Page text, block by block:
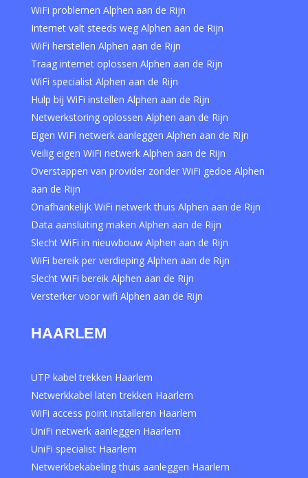
WiFi problemen Alphen aan de Rijn
Internet valt steeds weg Alphen aan de Rijn
WiFi herstellen Alphen aan de Rijn
Traag internet oplossen Alphen aan de Rijn
WiFi specialist Alphen aan de Rijn
Hulp bij WiFi instellen Alphen aan de Rijn
Netwerkstoring oplossen Alphen aan de Rijn
Eigen WiFi netwerk aanleggen Alphen aan de Rijn
Veilig eigen WiFi netwerk Alphen aan de Rijn
Overstappen van provider zonder WiFi gedoe Alphen
aan de Rijn
Onafhankelijk WiFi netwerk thuis Alphen aan de Rijn
Data aansluiting maken Alphen aan de Rijn
Slecht WiFi in nieuwbouw Alphen aan de Rijn
WiFi bereik per verdieping Alphen aan de Rijn
Slecht WiFi bereik Alphen aan de Rijn
Versterker voor wifi Alphen aan de Rijn
HAARLEM
UTP kabel trekken Haarlem
Netwerkkabel laten trekken Haarlem
WiFi access point installeren Haarlem
UniFi netwerk aanleggen Haarlem
UniFi specialist Haarlem
Netwerkbekabeling thuis aanleggen Haarlem